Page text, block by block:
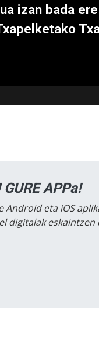
izan bada
APPa!
Android eta iOS
digitalak eskaintzen